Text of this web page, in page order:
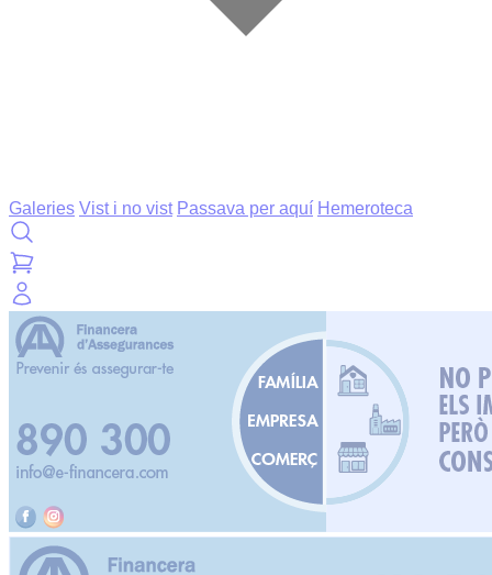
Galeries Vist i no vist Passava per aquí Hemeroteca